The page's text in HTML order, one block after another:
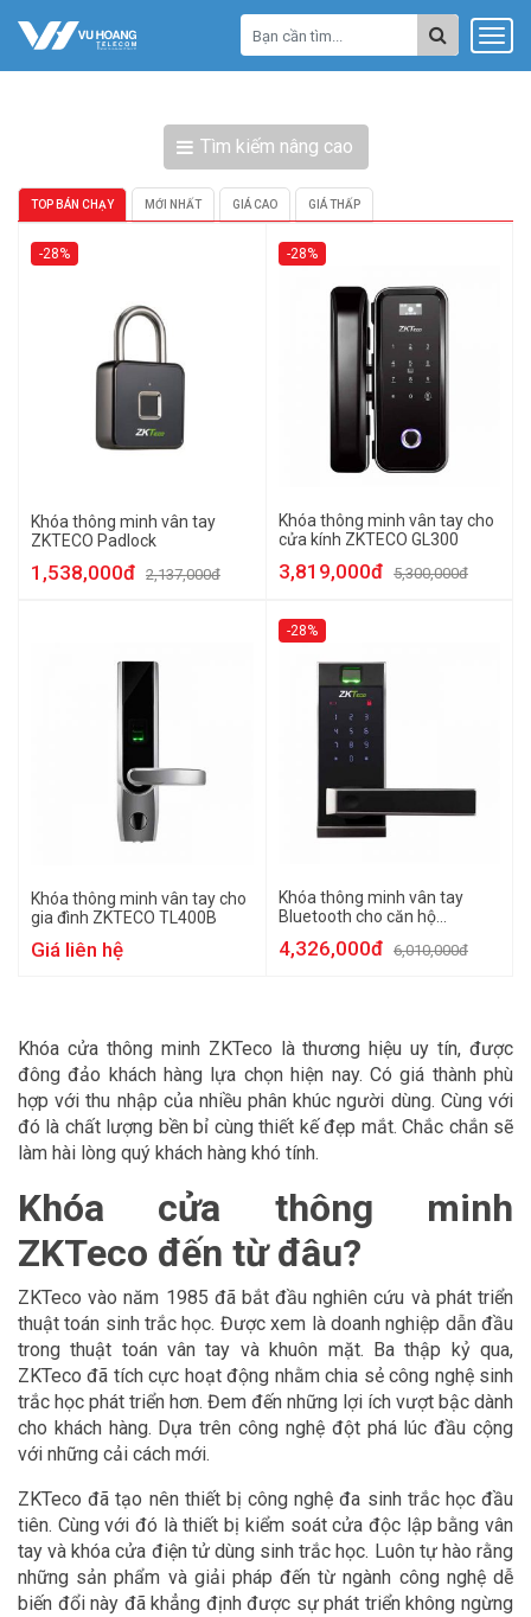
Tìm kiếm nâng cao
TOP BÁN CHẠY MỚI NHẤT GIÁ CAO GIÁ THẤP
-28%
Khóa thông minh vân tay
ZKTECO Padlock
1,538,000đ 2,137,000đ
-28%
Khóa thông minh vân tay cho
cửa kính ZKTECO GL300
3,819,000đ 5,300,000đ
Khóa thông minh vân tay cho
gia đình ZKTECO TL400B
Giá liên hệ
-28%
Khóa thông minh vân tay
Bluetooth cho căn hộ
4,326,000đ 6,010,000đ
Khóa cửa thông minh ZKTeco là thương hiệu uy tín, được
đông đảo khách hàng lựa chọn hiện nay. Có giá thành phù
hợp với thu nhập của nhiều phân khúc người dùng. Cùng với
đó là chất lượng bền bỉ cùng thiết kế đẹp mắt. Chắc chắn sẽ
làm hài lòng quý khách hàng khó tính.
Khóa cửa thông minh
ZKTeco đến từ đâu?
ZKTeco vào năm 1985 đã bắt đầu nghiên cứu và phát triển
thuật toán sinh trắc học. Được xem là doanh nghiệp dẫn đầu
trong thuật toán vân tay và khuôn mặt. Ba thập kỷ qua,
ZKTeco đã tích cực hoạt động nhằm chia sẻ công nghệ sinh
trắc học phát triển hơn. Đem đến những lợi ích vượt bậc dành
cho khách hàng. Dựa trên công nghệ đột phá lúc đầu cộng
với những cải cách mới.
ZKTeco đã tạo nên thiết bị công nghệ đa sinh trắc học đầu
tiên. Cùng với đó là thiết bị kiểm soát cửa độc lập bằng vân
tay và khóa cửa điện tử dùng sinh trắc học. Luôn tự hào rằng
những sản phẩm và giải pháp đến từ ngành công nghệ dễ
biến đổi này đã khẳng định được sự phát triển không ngừng